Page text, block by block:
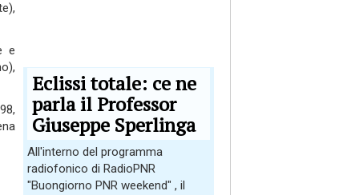
e
Eclissi totale: ce ne
parla il Professor
Giuseppe Sperlinga
All'interno del programma
radiofonico di RadioPNR
"Buongiorno PNR weekend" , il